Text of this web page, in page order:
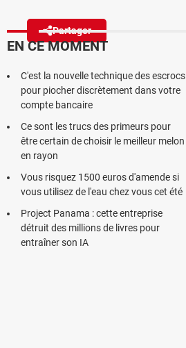
Partager
bloqués pendant 4 jours dans
dans cette période.
se profile pour les usagers
entre établissements seront
désagréments financiers.​ Et, bien
ou si vous devez
la somme arrivera avec un léger
des transactions entre les banques
EN CE MOMENT
C'est la nouvelle technique des escrocs
pour piocher discrètement dans votre
compte bancaire
Ce sont les trucs des primeurs pour
être certain de choisir le meilleur melon
en rayon
Vous risquez 1500 euros d'amende si
vous utilisez de l'eau chez vous cet été
Project Panama : cette entreprise
détruit des millions de livres pour
entraîner son IA